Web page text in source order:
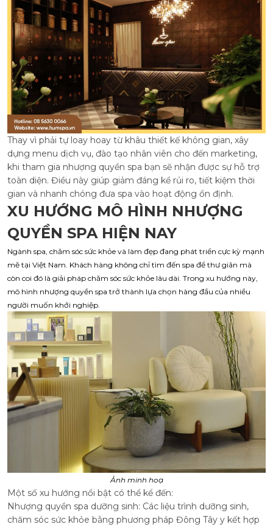
Thay vì phải tự loay hoay từ khâu thiết kế không gian, xây
dựng menu dịch vụ, đào tạo nhân viên cho đến marketing,
khi tham gia nhượng quyền spa bạn sẽ nhận được sự hỗ trợ
toàn diện. Điều này giúp giảm đáng kể rủi ro, tiết kiệm thời
gian và nhanh chóng đưa spa vào hoạt động ổn định.
XU HƯỚNG MÔ HÌNH NHƯỢNG
QUYỀN SPA HIỆN NAY
Ngành spa, chăm sóc sức khỏe và làm đẹp đang phát triển cực kỳ mạnh
mẽ tại Việt Nam. Khách hàng không chỉ tìm đến spa để thư giãn mà
còn coi đó là giải pháp chăm sóc sức khỏe lâu dài. Trong xu hướng này,
mô hình nhượng quyền spa trở thành lựa chọn hàng đầu của nhiều
người muốn khởi nghiệp.
Ảnh minh hoạ
Một số xu hướng nổi bật có thể kể đến:
Nhượng quyền spa dưỡng sinh: Các liệu trình dưỡng sinh,
chăm sóc sức khỏe bằng phương pháp Đông Tây y kết hợp